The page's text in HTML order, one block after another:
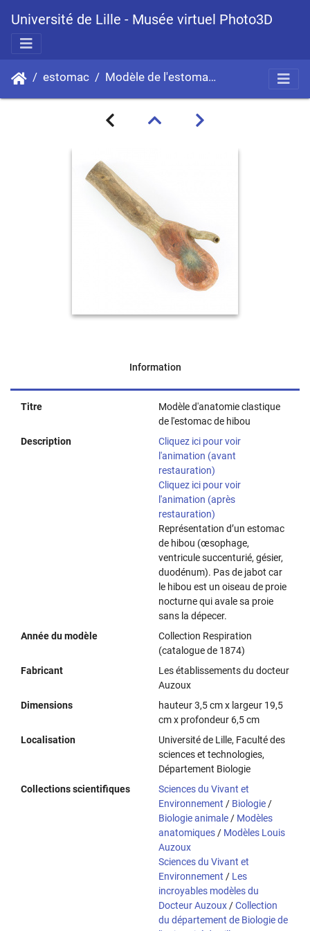
Université de Lille - Musée virtuel Photo3D
estomac Modèle de l'estomac de hibou
Information
Titre
Modèle d'anatomie clastique
de l'estomac de hibou
Description
Cliquez ici pour voir
l'animation (avant
restauration)
Cliquez ici pour voir
l'animation (après
restauration)
Représentation d’un estomac
de hibou (œsophage,
ventricule succenturié, gésier,
duodénum). Pas de jabot car
le hibou est un oiseau de proie
nocturne qui avale sa proie
sans la dépecer.
Année du modèle
Collection Respiration
(catalogue de 1874)
Fabricant
Les établissements du docteur
Auzoux
Dimensions
hauteur 3,5 cm x largeur 19,5
cm x profondeur 6,5 cm
Localisation
Université de Lille, Faculté des
sciences et technologies,
Département Biologie
Collections scientifiques
Sciences du Vivant et
Environnement / Biologie/
Biologie animale/ Modèles
anatomiques/ Modèles Louis
Auzoux
Sciences du Vivant et
Environnement / Les
incroyables modèles du
Docteur Auzoux/Collection
du département de Biologie de